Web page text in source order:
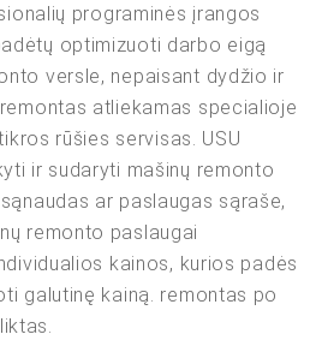
programinės įrangos
optimizuoti darbo eigą
versle, nepaisant dydžio ir
atliekamas specialioje
rūšies servisas. USU
ir sudaryti mašinų remonto
ar paslaugas sąraše,
remonto paslaugai
kainos, kurios padės
galutinę kainą. remontas po